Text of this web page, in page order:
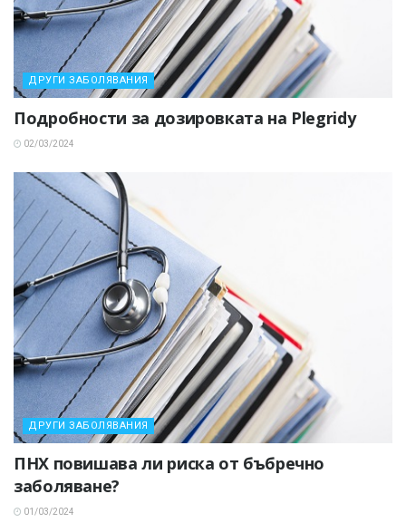
ДРУГИ ЗАБОЛЯВАНИЯ
Подробности за дозировката на Plegridy
02/03/2024
ДРУГИ ЗАБОЛЯВАНИЯ
ПНХ повишава ли риска от бъбречно
заболяване?
01/03/2024